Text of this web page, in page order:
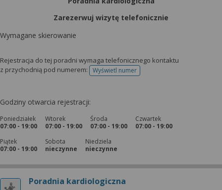
Zarezerwuj wizytę telefonicznie
Wymagane skierowanie
Rejestracja do tej poradni wymaga telefonicznego kontaktu
z przychodnią pod numerem:
Wyświetl numertelefonu do rejestracji
Godziny otwarcia rejestracji:
Poniedziałek
07:00 - 19:00
Wtorek
07:00 - 19:00
Środa
07:00 - 19:00
Czwartek
07:00 - 19:00
Piątek
07:00 - 19:00
Sobota
nieczynne
Niedziela
nieczynne
Poradnia kardiologiczna